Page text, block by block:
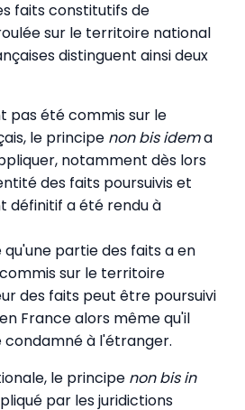
faits constitutifs de
sur le territoire national
distinguent ainsi deux
pas été commis sur le
le principe non bis idema
notamment dès lors
des faits poursuivis et
définitif a été rendu à
partie des faits a en
sur le territoire
des faits peut être poursuivi
France alors même qu'il
condamné à l'étranger.
le principe non bis in
par les juridictions